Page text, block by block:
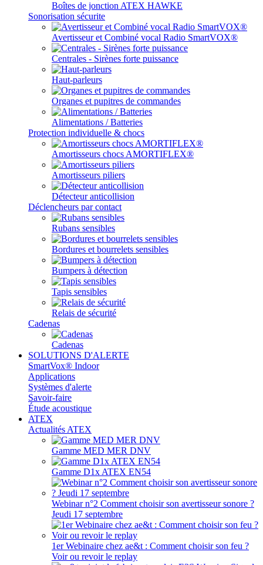
Boîtes de jonction ATEX HAWKE
Sonorisation sécurite
Avertisseur et Combiné vocal Radio SmartVOX®
Centrales - Sirènes forte puissance
Haut-parleurs
Organes et pupitres de commandes
Alimentations / Batteries
Protection individuelle & chocs
Amortisseurs chocs AMORTIFLEX®
Amortisseurs piliers
Détecteur anticollision
Déclencheurs par contact
Rubans sensibles
Bordures et bourrelets sensibles
Bumpers à détection
Tapis sensibles
Relais de sécurité
Cadenas
Cadenas
SOLUTIONS D'ALERTE
SmartVox® Indoor
Applications
Systèmes d'alerte
Savoir-faire
Étude acoustique
ATEX
Actualités ATEX
Gamme MED MER DNV
Gamme D1x ATEX EN54
Webinar n°2 Comment choisir son avertisseur sonore ?
Jeudi 17 septembre
1er Webinaire chez ae&t : Comment choisir son feu ?
Voir ou revoir le replay